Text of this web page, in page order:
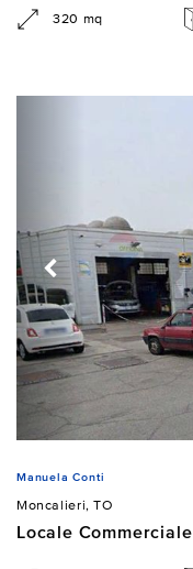
320 mq
Manuela Conti
Moncalieri, TO
Locale Commerciale